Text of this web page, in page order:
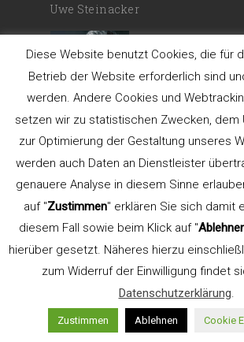
Uwe Steinacker
und
Kommunikationsdesigner.
WerbeagenturLEHN.STEIN.
Lehrbeauftragter für
FH Düsseldorf, Fachbereich
2015). Gründer und
TypeSCHOOL.
Referent der AGD
Aus- und Weiterbildung
Diese Website benutzt Cookies, die für
Betrieb der Website erforderlich sind
werden. Andere Cookies und
setzen wir zu statistischen Zwecken, dem
zur Optimierung der Gestaltung unseres
werden auch Daten an Dienstleister
genauere Analyse in diesem Sinne
auf "Zustimmen" erklären Sie sich damit
diesem Fall sowie beim Klick auf "
hierüber gesetzt. Näheres hierzu
zum Widerruf der Einwilligung findet
Datenschutzerklärung.
Zustimmen Ablehnen Cookie